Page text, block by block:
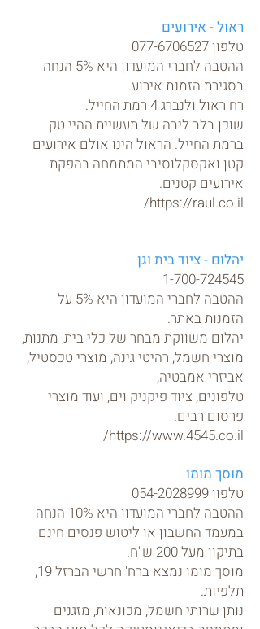
ראול - אירועים
טלפון077-6706527
ההטבה לחברי המועדון היא 5% הנחה
בסגירת הזמנת אירוע.
רח ראול ולנברג 4 רמת החייל.
שוכן בלב ליבה של תעשיית ההיי טק
ברמת החייל. הראול הינו אולם אירועים
קטן ואקסקלוסיבי המתמחה בהפקת
אירועים קטנים.
https://raul.co.il/
יהלום - ציוד בית וגן
1-700-724545
ההטבה לחברי המועדון היא 5% על
הזמנות באתר.
יהלום משווקת מבחר של כלי בית, מתנות,
מוצרי חשמל, רהיטי גינה, מוצרי טכסטיל,
אביזרי אמבטיה,
טלפונים, ציוד פיקניק וים, ועוד מוצרי
פרסום רבים.
https://www.4545.co.il/
מוסך מומו
טלפון054-2028999
ההטבה לחברי המועדון היא 10% הנחה
במעמד החשבון או ליטוש פנסים חינם
בתיקון מעל 200 ש"ח.
מוסך מומו נמצא ברח' חרשי הברזל 19,
תלפיות.
נותן שרותי חשמל, מכונאות, מזגנים